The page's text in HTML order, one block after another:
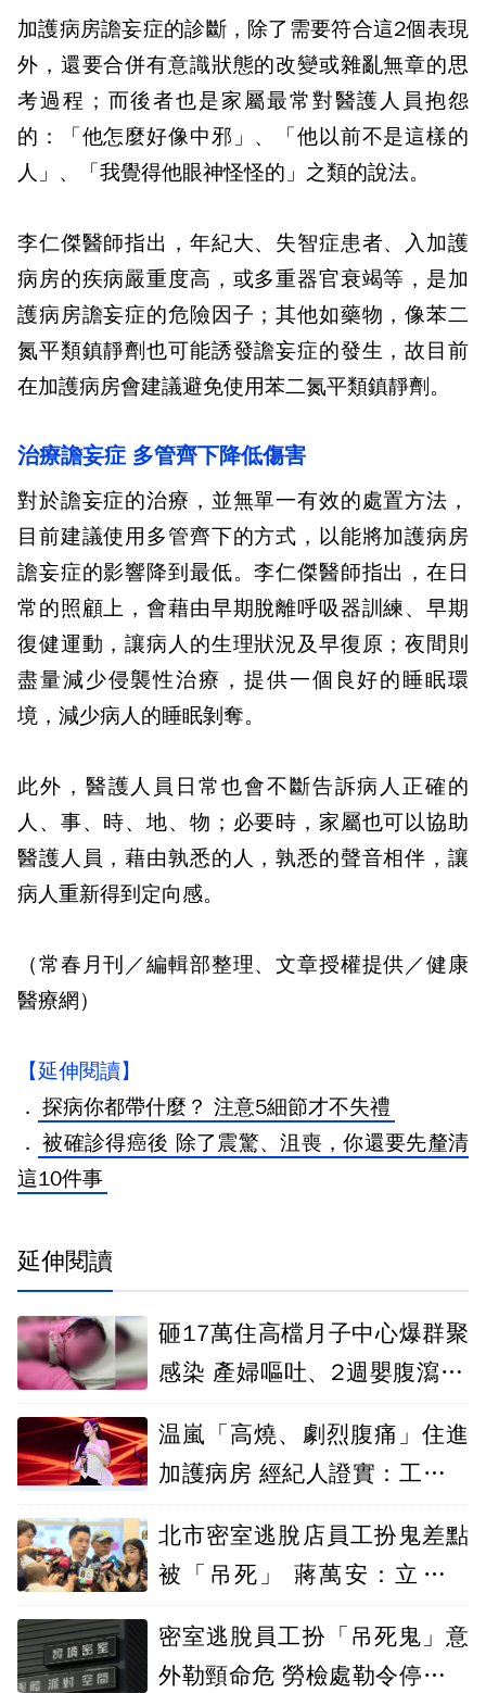
加護病房譫妄症的診斷，除了需要符合這2個表現
外，還要合併有意識狀態的改變或雜亂無章的思
考過程；而後者也是家屬最常對醫護人員抱怨
的：「他怎麼好像中邪」、「他以前不是這樣的
人」、「我覺得他眼神怪怪的」之類的說法。
李仁傑醫師指出，年紀大、失智症患者、入加護
病房的疾病嚴重度高，或多重器官衰竭等，是加
護病房譫妄症的危險因子；其他如藥物，像苯二
氮平類鎮靜劑也可能誘發譫妄症的發生，故目前
在加護病房會建議避免使用苯二氮平類鎮靜劑。
治療譫妄症 多管齊下降低傷害
對於譫妄症的治療，並無單一有效的處置方法，
目前建議使用多管齊下的方式，以能將加護病房
譫妄症的影響降到最低。李仁傑醫師指出，在日
常的照顧上，會藉由早期脫離呼吸器訓練、早期
復健運動，讓病人的生理狀況及早復原；夜間則
盡量減少侵襲性治療，提供一個良好的睡眠環
境，減少病人的睡眠剝奪。
此外，醫護人員日常也會不斷告訴病人正確的
人、事、時、地、物；必要時，家屬也可以協助
醫護人員，藉由孰悉的人，孰悉的聲音相伴，讓
病人重新得到定向感。
（常春月刊／編輯部整理、文章授權提供／健康
醫療網）
【延伸閱讀】
． 探病你都帶什麼？ 注意5細節才不失禮
． 被確診得癌後 除了震驚、沮喪，你還要先釐清
這10件事
延伸閱讀
砸17萬住高檔月子中心爆群聚
感染 產婦嘔吐、2週嬰腹瀉10
温嵐「高燒、劇烈腹痛」住進
加護病房 經紀人證實：工作全
北市密室逃脫店員工扮鬼差點
被「吊死」 蔣萬安：立刻停
密室逃脫員工扮「吊死鬼」意
外勒頸命危 勞檢處勒令停業、